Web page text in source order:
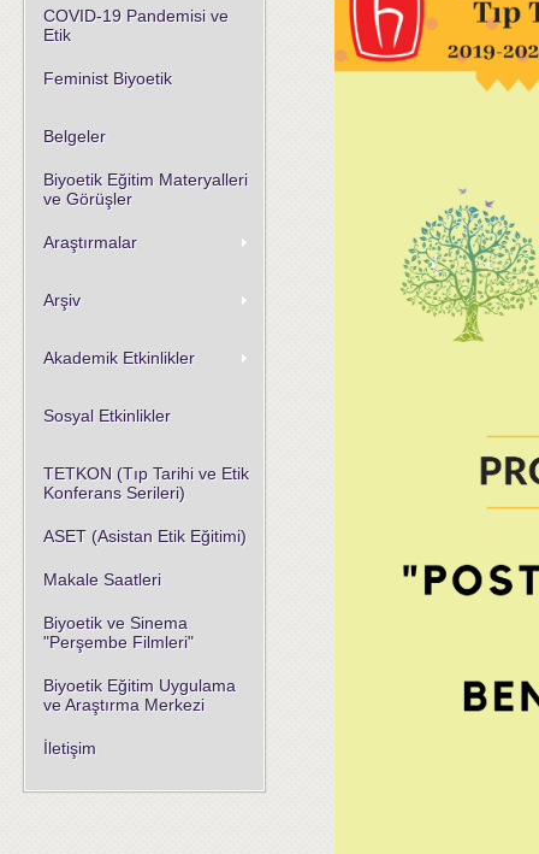
COVID-19 Pandemisi ve
Etik
Feminist Biyoetik
Belgeler
Biyoetik Eğitim Materyalleri
ve Görüşler
Araştırmalar
Arşiv
Akademik Etkinlikler
Sosyal Etkinlikler
TETKON (Tıp Tarihi ve Etik
Konferans Serileri)
ASET (Asistan Etik Eğitimi)
Makale Saatleri
Biyoetik ve Sinema
"Perşembe Filmleri"
Biyoetik Eğitim Uygulama
ve Araştırma Merkezi
İletişim